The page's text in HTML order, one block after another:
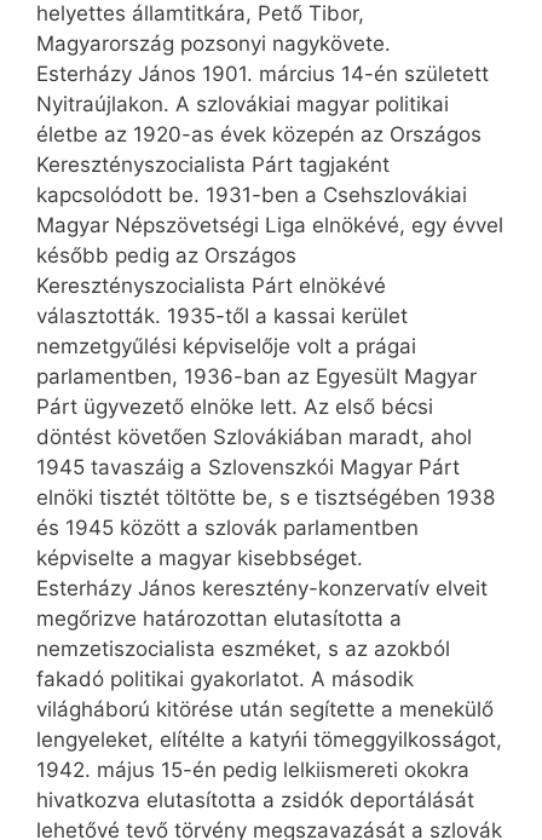
helyettes államtitkára, Pető Tibor,
Magyarország pozsonyi nagykövete.
Esterházy János 1901. március 14-én született
Nyitraújlakon. A szlovákiai magyar politikai
életbe az 1920-as évek közepén az Országos
Keresztényszocialista Párt tagjaként
kapcsolódott be. 1931-ben a Csehszlovákiai
Magyar Népszövetségi Liga elnökévé, egy évvel
később pedig az Országos
Keresztényszocialista Párt elnökévé
választották. 1935-től a kassai kerület
nemzetgyűlési képviselője volt a prágai
parlamentben, 1936-ban az Egyesült Magyar
Párt ügyvezető elnöke lett. Az első bécsi
döntést követően Szlovákiában maradt, ahol
1945 tavaszáig a Szlo­venszkói Magyar Párt
elnöki tisztét töltötte be, s e tisztségében 1938
és 1945 között a szlovák parlamentben
képviselte a magyar kisebbséget.
Esterházy János keresztény-konzervatív elveit
megőrizve határozottan elutasította a
nemzetiszocialista eszméket, s az azokból
fakadó politikai gyakorlatot. A második
világháború kitörése után segítette a menekülő
lengyeleket, elítélte a katyńi tömeggyilkosságot,
1942. május 15-én pedig lelkiismereti okokra
hivatkozva elutasította a zsidók deportálását
lehetővé tevő törvény megszavazását a szlovák